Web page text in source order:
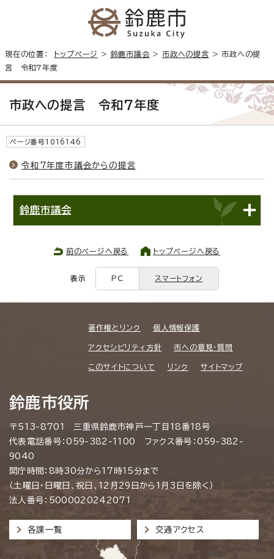
現在の位置： トップページ > 鈴鹿市議会 >市政への提言 > 市政への提
言 令和7年度
市政への提言 令和7年度
ページ番号1016146
令和7年度市議会からの提言
鈴鹿市議会
前のページへ戻る トップページへ戻る
表示 PC スマートフォン
著作権とリンク 個人情報保護
アクセシビリティ方針 市への意見・質問
このサイトについて リンク サイトマップ
鈴鹿市役所
〒513-8701 三重県鈴鹿市神戸一丁目18番18号
代表電話番号：059-382-1100 ファクス番号：059-382-
9040
開庁時間：8時30分から17時15分まで
（土曜日・日曜日、祝日、12月29日から1月3日を除く）
法人番号：5000020242071
各課一覧 交通アクセス